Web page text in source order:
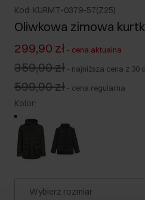
Kod: KURMT-0379-57(Z25)
Oliwkowa zimowa
299,90 zł - cena aktualna
359,90 zł - najniższa cena z 30
599,90 zł - cena regularna
Kolor:
Wybierz rozmiar